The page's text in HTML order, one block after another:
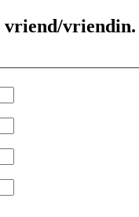
vriend/vriendin.